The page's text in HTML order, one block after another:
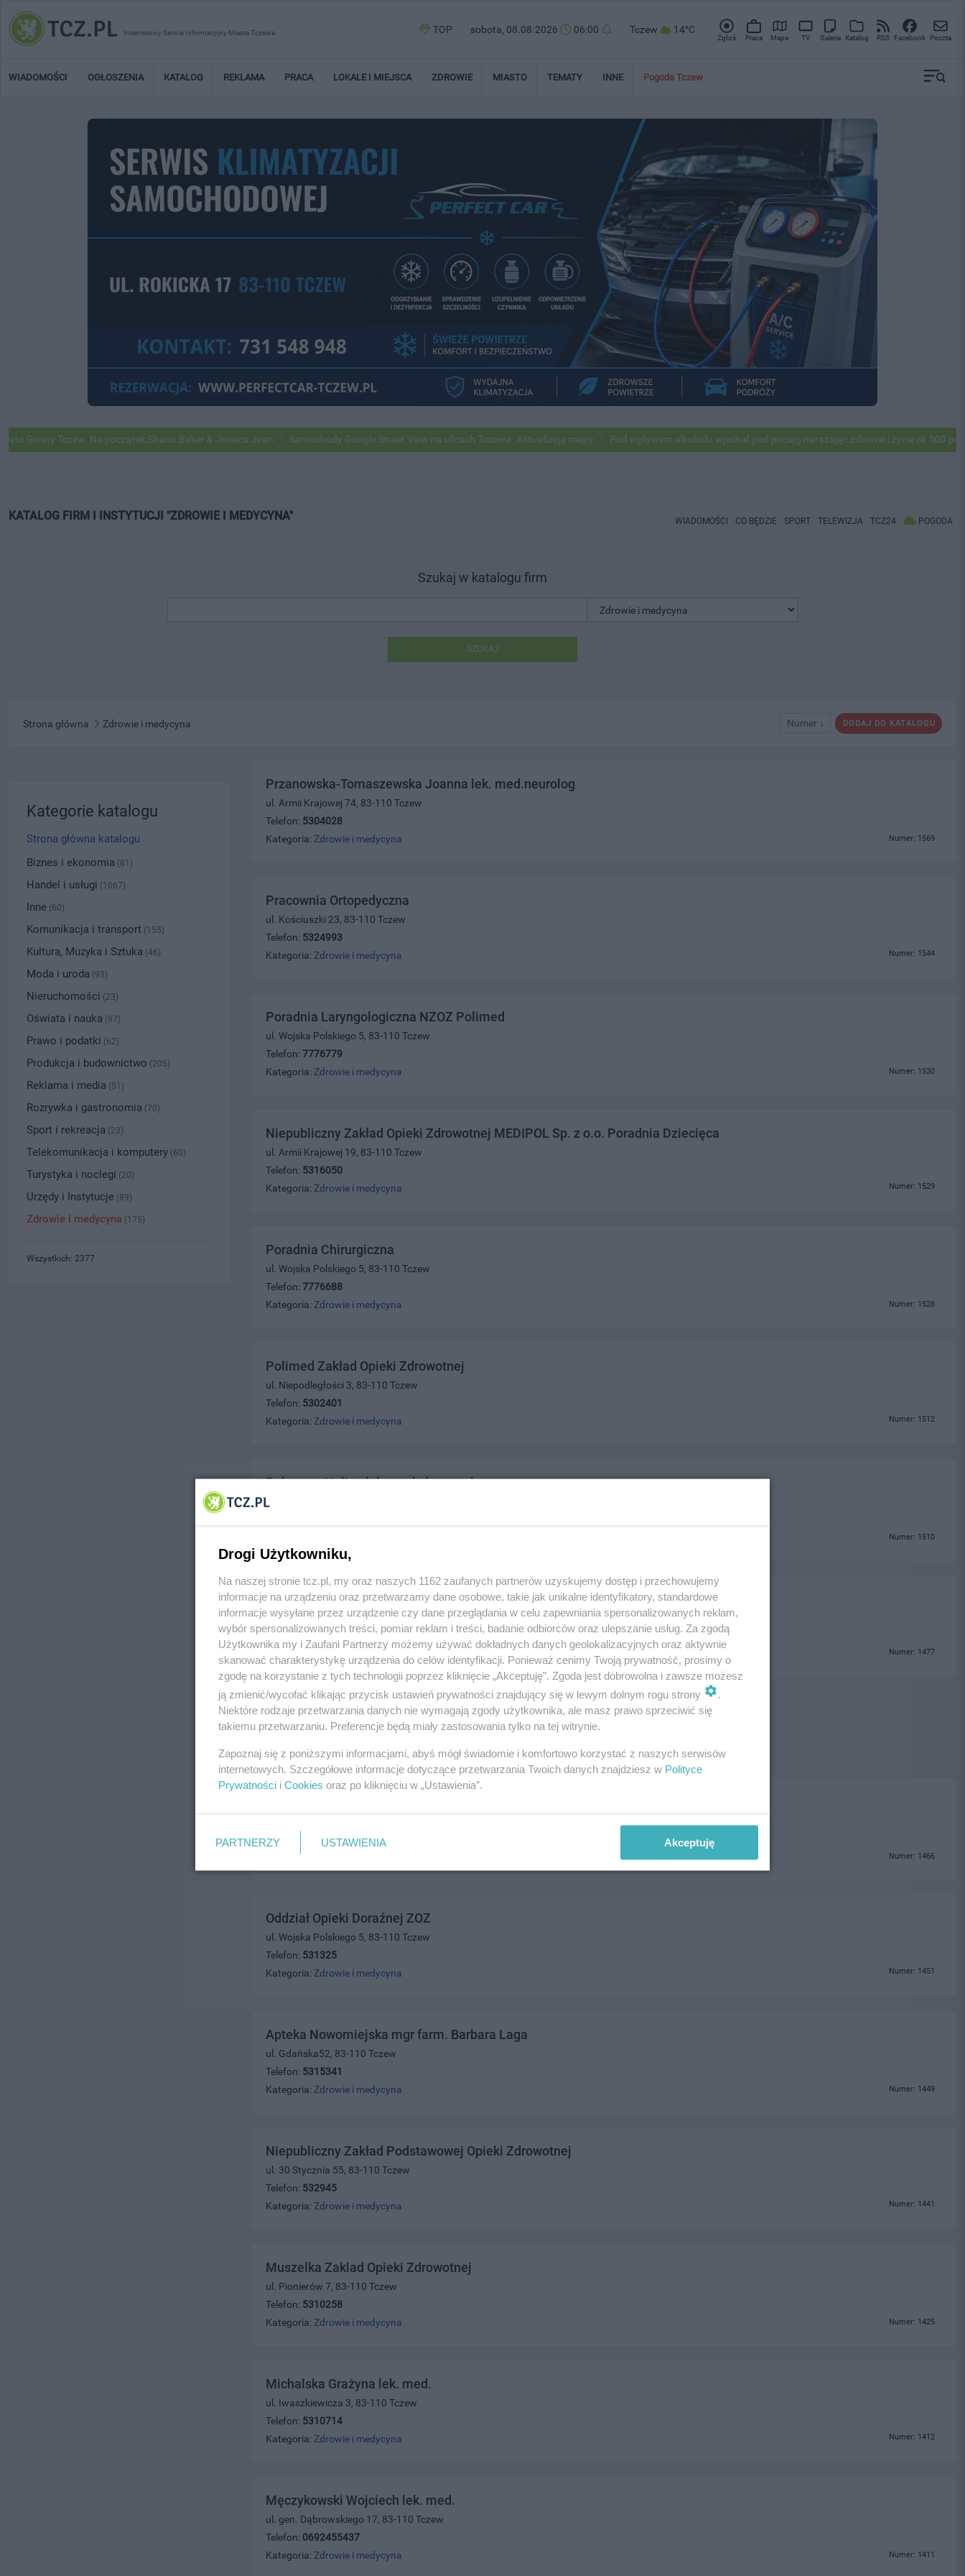
Internetowy Serwis Informacyjny Miasta Tczewa TOP sobota, 08.08.2026 06:00 Tczew 14°C
Zgłoś Praca Mapa TV Galeria Katalog RSS Facebook Poczta
WIADOMOŚCI OGŁOSZENIA KATALOG REKLAMA PRACA LOKALE I MIEJSCA ZDROWIE MIASTO TEMATY INNE Pogoda Tczew
Tczew. Na początek Shaun Baker & Jessica Jean Samochody Google Street View na ulicach Tczewa. Aktualizują mapy Pod wpływem alkoholu wjechał pod pociąg narażając zdrowie i życie ok 500 pasażerów!
KATALOG FIRM I INSTYTUCJI "ZDROWIE I MEDYCYNA" WIADOMOŚCI CO BĘDZIE SPORT TELEWIZJA TCZ24 POGODA
Szukaj w katalogu firm
SZUKAJ
DODAJ DO KATALOGU
Numer ↓
Strona główna Zdrowie i medycyna
Przanowska-Tomaszewska Joanna lek. med.neurolog
ul. Armii Krajowej 74, 83-110 Tczew
Telefon: 5304028
Kategoria: Zdrowie i medycyna Numer: 1569
Pracownia Ortopedyczna
ul. Kościuszki 23, 83-110 Tczew
Telefon: 5324993
Kategoria: Zdrowie i medycyna Numer: 1544
Poradnia Laryngologiczna NZOZ Polimed
ul. Wojska Polskiego 5, 83-110 Tczew
Telefon: 7776779
Kategoria: Zdrowie i medycyna Numer: 1530
Niepubliczny Zakład Opieki Zdrowotnej MEDIPOL Sp. z o.o. Poradnia Dziecięca
ul. Armii Krajowej 19, 83-110 Tczew
Telefon: 5316050
Kategoria: Zdrowie i medycyna Numer: 1529
Poradnia Chirurgiczna
ul. Wojska Polskiego 5, 83-110 Tczew
Telefon: 7776688
Kategoria: Zdrowie i medycyna Numer: 1528
Polimed Zakład Opieki Zdrowotnej
ul. Niepodległości 3, 83-110 Tczew
Telefon: 5302401
Kategoria: Zdrowie i medycyna Numer: 1512
Pokrzywa Halina lek. med. dermatolog
ul. Wojska Polskiego 5, 83-110 Tczew
Numer: 1510
Pardo Halina lek. med.
ul. Niepodległości 3, 83-110 Tczew
Telefon:5311367
Kategoria:
Zdrowie i medycyna Numer: 1477
Telefon:
5328333
Kategoria:
Numer: 1466
Oddział Opieki Doraźnej ZOZ
ul. Wojska Polskiego 5, 83-110 Tczew
Telefon: 531325
Kategoria: Zdrowie i medycyna Numer: 1451
Apteka Nowomiejska mgr farm. Barbara Laga
ul. Gdańska52, 83-110 Tczew
Telefon: 5315341
Kategoria: Zdrowie i medycyna Numer: 1449
Niepubliczny Zakład Podstawowej Opieki Zdrowotnej
ul. 30 Stycznia 55, 83-110 Tczew
Telefon: 532945
Kategoria: Zdrowie i medycyna Numer: 1441
Muszelka Zaklad Opieki Zdrowotnej
ul. Pionierów 7, 83-110 Tczew
Telefon: 5310258
Kategoria: Zdrowie i medycyna Numer: 1425
Michalska Grażyna lek. med.
ul. Iwaszkiewicza 3, 83-110 Tczew
Telefon: 5310714
Kategoria: Zdrowie i medycyna Numer: 1412
Męczykowski Wojciech lek. med.
ul. gen. Dąbrowskiego 17, 83-110 Tczew
Telefon: 0692455437
Kategoria: Zdrowie i medycyna Numer: 1411
Kategorie katalogu
Strona główna katalogu
Biznes i ekonomia (81)
Handel i usługi (1067)
Inne (60)
Komunikacja i transport (155)
Kultura, Muzyka i Sztuka (46)
Moda i uroda (93)
Nieruchomości (23)
Oświata i nauka (97)
Prawo i podatki (62)
Produkcja i budownictwo (205)
Reklama i media (51)
Rozrywka i gastronomia (70)
Sport i rekreacja (23)
Telekomunikacja i komputery (60)
Turystyka i noclegi (20)
Urzędy i Instytucje (89)
Zdrowie i medycyna (175)
Wszystkich: 2377
Drogi Użytkowniku,
Na naszej stronie tcz.pl, my oraz naszych 1162 zaufanych partnerów uzyskujemy dostęp i przechowujemy
informacje na urządzeniu oraz przetwarzamy dane osobowe, takie jak unikalne identyfikatory, standardowe
informacje wysyłane przez urządzenie czy dane przeglądania w celu zapewniania spersonalizowanych reklam,
wybór spersonalizowanych treści, pomiar reklam i treści, badanie odbiorców oraz ulepszanie usług. Za zgodą
Użytkownika my i Zaufani Partnerzy możemy używać dokładnych danych geolokalizacyjnych oraz aktywnie
skanować charakterystykę urządzenia do celów identyfikacji. Ponieważ cenimy Twoją prywatność, prosimy o
zgodę na korzystanie z tych technologii poprzez kliknięcie „Akceptuję”. Zgoda jest dobrowolna i zawsze możesz
ją zmienić/wycofać klikając przycisk ustawień prywatności znajdujący się w lewym dolnym rogu strony
.
Niektóre rodzaje przetwarzania danych nie wymagają zgody użytkownika, ale masz prawo sprzeciwić się
takiemu przetwarzaniu. Preferencje będą miały zastosowania tylko na tej witrynie.
Zapoznaj się z poniższymi informacjami, abyś mógł świadomie i komfortowo korzystać z naszych serwisów
internetowych. Szczegółowe informacje dotyczące przetwarzania Twoich danych znajdziesz w Polityce
Prywatności i Cookies oraz po kliknięciu w „Ustawienia”.
PARTNERZY USTAWIENIA Akceptuję